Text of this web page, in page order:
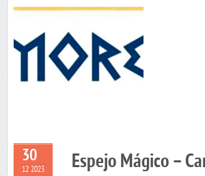
30
12 2023 Espejo Mágico –